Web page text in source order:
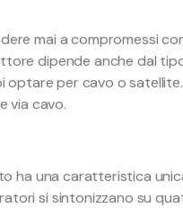
mai a compromessi
dipende anche dal
optare per cavo o
via cavo.
ha una caratteristica
si sintonizzano su